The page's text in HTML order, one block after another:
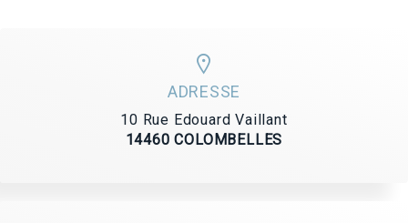
ADRESSE
10 Rue Edouard Vaillant
14460 COLOMBELLES